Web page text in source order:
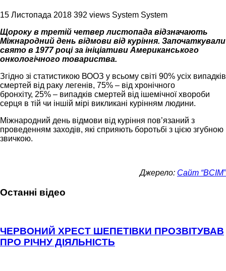
15 Листопада 2018 392 views System System
Щороку в третій четвер листопада відзначають
Міжнародний день відмови від куріння. Започаткували
свято в 1977 році за ініціативи Американського
онкологічного товариства.
Згідно зі статистикою ВООЗ у всьому світі 90% усіх випадків
смертей від раку легенів, 75% – від хронічного
бронхіту, 25% – випадків смертей від ішемічної хвороби
серця в тій чи іншій мірі викликані курінням людини.
Міжнародний день відмови від куріння пов’язаний з
проведенням заходів, які сприяють боротьбі з цією згубною
звичкою.
Джерело: Сайт “ВСІМ”
Останні відео
ЧЕРВОНИЙ ХРЕСТ ШЕПЕТІВКИ ПРОЗВІТУВАВ
ПРО РІЧНУ ДІЯЛЬНІСТЬ